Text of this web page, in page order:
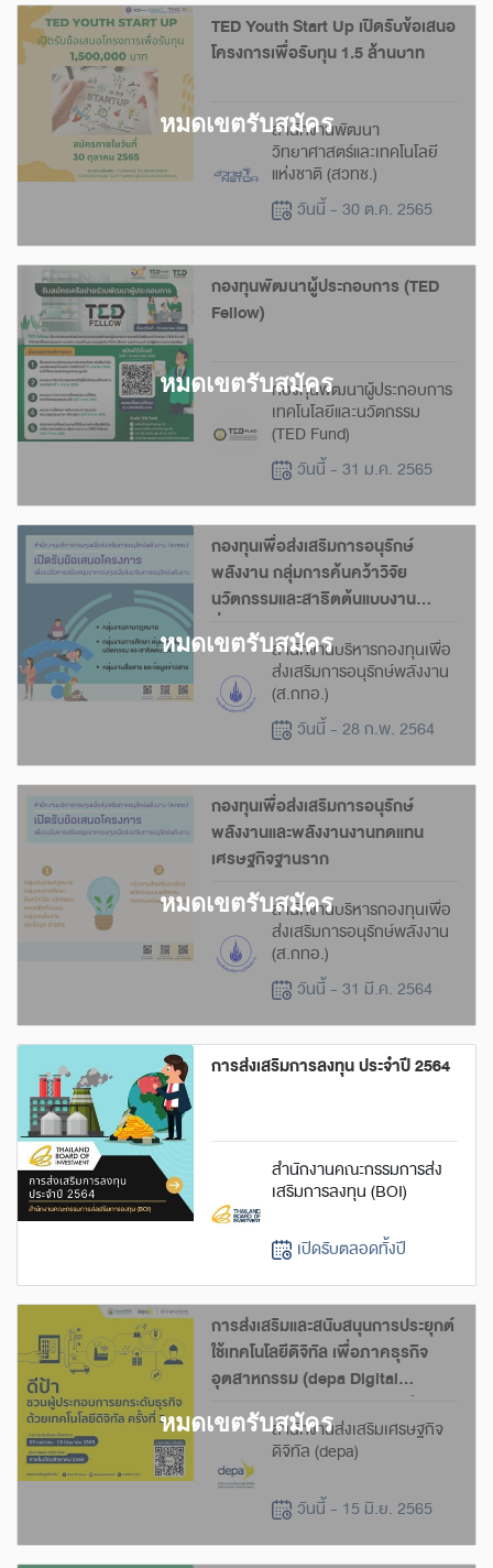
TED Youth Start Up เปิดรับข้อเสนอ
โครงการเพื่อรับทุน 1.5 ล้านบาท
สำนักงานพัฒนา
วิทยาศาสตร์และเทคโนโลยี
แห่งชาติ (สวทช.)
วันนี้ - 30 ต.ค. 2565
กองทุนพัฒนาผู้ประกอบการ (TED
Fellow)
กองทุนพัฒนาผู้ประกอบการ
เทคโนโลยีและนวัตกรรม
(TED Fund)
วันนี้ - 31 ม.ค. 2565
กองทุนเพื่อส่งเสริมการอนุรักษ์
พลังงาน กลุ่มการค้นคว้าวิจัย
นวัตกรรมและสาธิตต้นแบบงาน
สื่อสาร
สำนักงานบริหารกองทุนเพื่อ
ส่งเสริมการอนุรักษ์พลังงาน
(ส.กทอ.)
วันนี้ - 28 ก.พ. 2564
กองทุนเพื่อส่งเสริมการอนุรักษ์
พลังงานและพลังงานงานทดแทน
เศรษฐกิจฐานราก
สำนักงานบริหารกองทุนเพื่อ
ส่งเสริมการอนุรักษ์พลังงาน
(ส.กทอ.)
วันนี้ - 31 มี.ค. 2564
การส่งเสริมการลงทุน ประจำปี 2564
สำนักงานคณะกรรมการส่ง
เสริมการลงทุน (BOI)
เปิดรับตลอดทั้งปี
การส่งเสริมและสนับสนุนการประยุกต์
ใช้เทคโนโลยีดิจิทัล เพื่อภาคธุรกิจ
อุตสาหกรรม (depa Digital
Transformation Funds) ประจำปี
2565 ครั้งที่ 3สำนักงานส่งเสริมเศรษฐกิจ
ดิจิทัล (depa)
วันนี้ - 15 มิ.ย. 2565